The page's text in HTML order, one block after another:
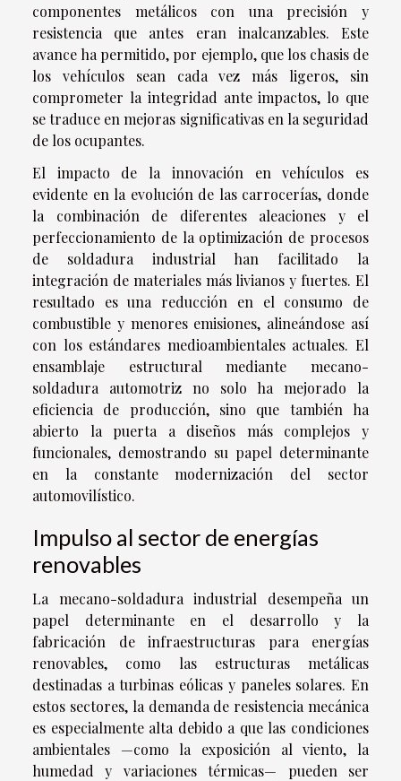
componentes metálicos con una precisión y
resistencia que antes eran inalcanzables. Este
avance ha permitido, por ejemplo, que los chasis de
los vehículos sean cada vez más ligeros, sin
comprometer la integridad ante impactos, lo que
se traduce en mejoras significativas en la seguridad
de los ocupantes.
El impacto de la innovación en vehículos es
evidente en la evolución de las carrocerías, donde
la combinación de diferentes aleaciones y el
perfeccionamiento de la optimización de procesos
de soldadura industrial han facilitado la
integración de materiales más livianos y fuertes. El
resultado es una reducción en el consumo de
combustible y menores emisiones, alineándose así
con los estándares medioambientales actuales. El
ensamblaje estructural mediante mecano-
soldadura automotriz no solo ha mejorado la
eficiencia de producción, sino que también ha
abierto la puerta a diseños más complejos y
funcionales, demostrando su papel determinante
en la constante modernización del sector
automovilístico.
Impulso al sector de energías
renovables
La mecano-soldadura industrial desempeña un
papel determinante en el desarrollo y la
fabricación de infraestructuras para energías
renovables, como las estructuras metálicas
destinadas a turbinas eólicas y paneles solares. En
estos sectores, la demanda de resistencia mecánica
es especialmente alta debido a que las condiciones
ambientales —como la exposición al viento, la
humedad y variaciones térmicas— pueden ser